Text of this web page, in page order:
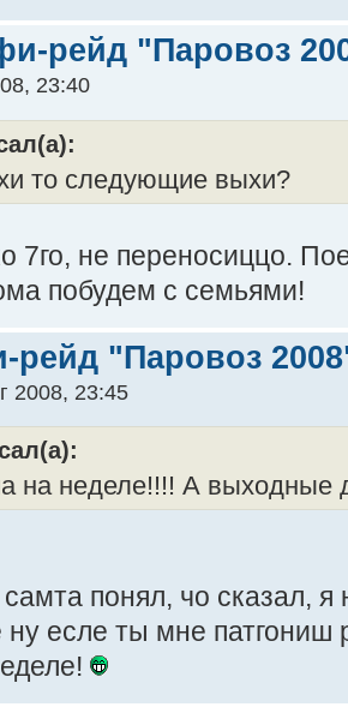
рейд "Паровоз
23:40
то следующие выхи?
7го, не переносиццо.
побудем с семьями!
рейд "Паровоз
2008, 23:45
на неделе!!!! А выходные
понял, чо сказал, я
ну есле ты мне патгониш